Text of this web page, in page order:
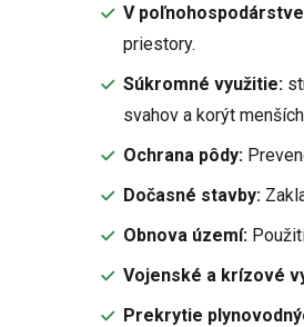
V
priestory.
Súkromné využitie:
svahov a korýt
Ochrana pôdy:
Dočasné stavby:
Obnova území:
Vojenské a krízové
Prekrytie